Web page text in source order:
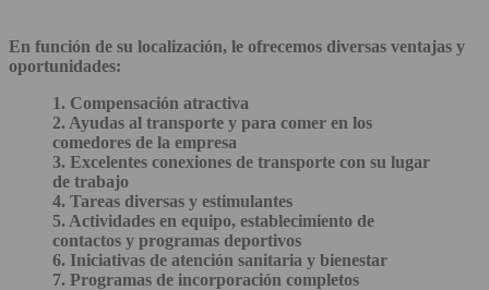
En función de su localización, le ofrecemos diversas ventajas y
oportunidades:
1. Compensación atractiva
2. Ayudas al transporte y para comer en los
comedores de la empresa
3. Excelentes conexiones de transporte con su lugar
de trabajo
4. Tareas diversas y estimulantes
5. Actividades en equipo, establecimiento de
contactos y programas deportivos
6. Iniciativas de atención sanitaria y bienestar
7. Programas de incorporación completos